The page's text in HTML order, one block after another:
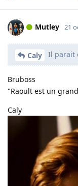
Mutley 21
Caly Il parait
Bruboss
"Raoult est un
Caly